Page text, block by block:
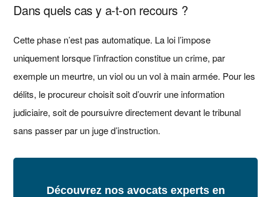
Dans quels cas y a‑t‑on recours ?
Cette phase n’est pas automatique. La loi l’impose
uniquement lorsque l’infraction constitue un crime, par
exemple un meurtre, un viol ou un vol à main armée. Pour les
délits, le procureur choisit soit d’ouvrir une information
judiciaire, soit de poursuivre directement devant le tribunal
sans passer par un juge d’instruction.
Découvrez nos avocats experts en